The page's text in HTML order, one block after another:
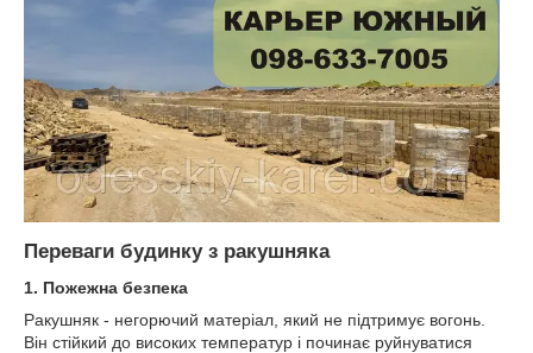
Переваги будинку з ракушняка
1. Пожежна безпека
Ракушняк - негорючий матеріал, який не підтримує вогонь.
Він стійкий до високих температур і починає руйнуватися